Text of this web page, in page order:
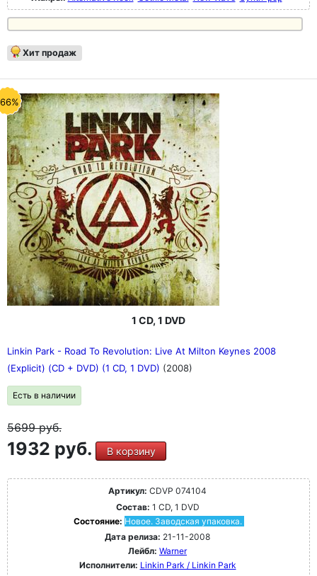
Хит продаж
1 CD, 1 DVD
Linkin Park - Road To Revolution: Live At Milton Keynes 2008
(Explicit) (CD + DVD) (1 CD, 1 DVD) (2008)
Есть в наличии
5699руб.
1932 руб. В корзину
Артикул: CDVP 074104
Состав: 1 CD, 1 DVD
Состояние: Новое. Заводская упаковка.
Дата релиза: 21-11-2008
Лейбл: Warner
Исполнители: Linkin Park / Linkin Park